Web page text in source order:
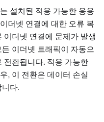
는 설치된 적용 가능한 응용
더넷 연결에 대한 오류 복
이더넷 연결에 문제가 발생
이더넷 트래픽이 자동으
전환됩니다. 적용 가능한
, 이 전환은 데이터 손실
다.